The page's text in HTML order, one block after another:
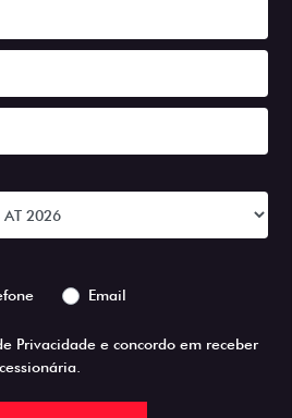
Email
Privacidade e concordo em receber